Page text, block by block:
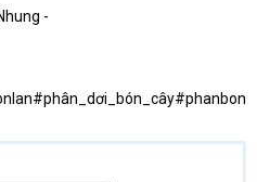
-